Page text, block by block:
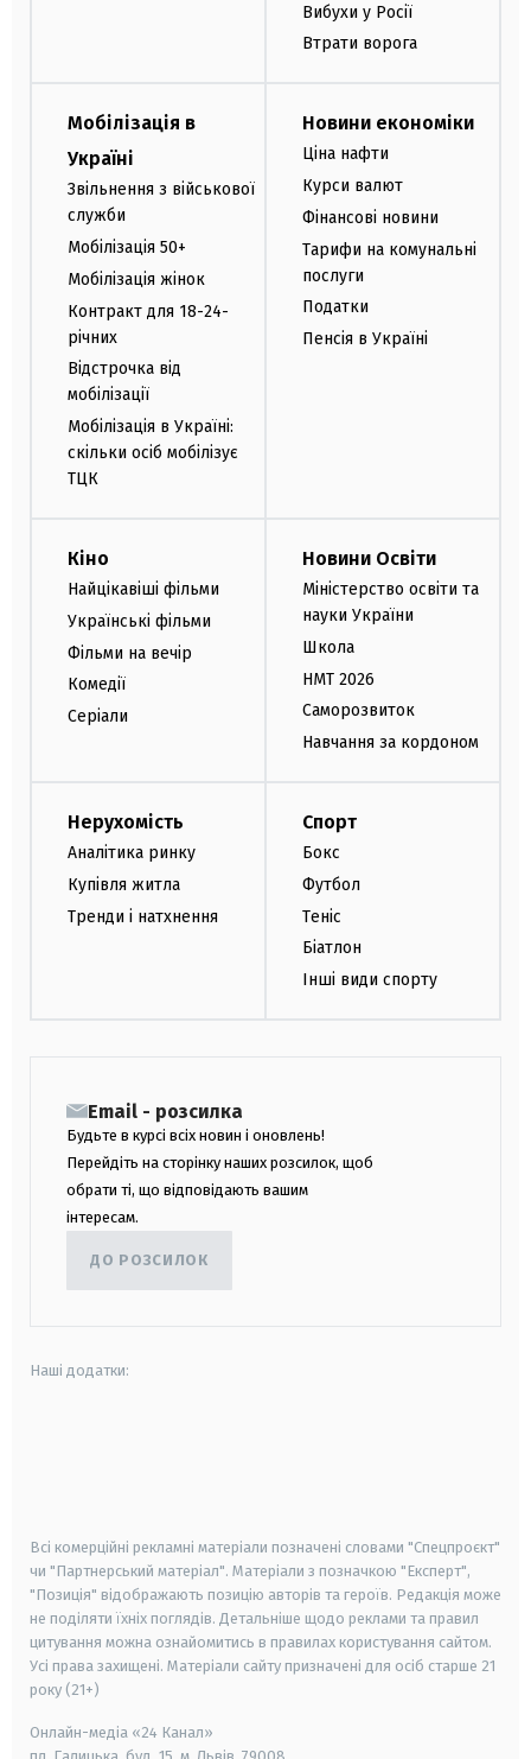
Вибухи у Росії
Втрати ворога
Мобілізація в
Україні
Звільнення з військової
служби
Мобілізація 50+
Мобілізація жінок
Контракт для 18-24-
річних
Відстрочка від
мобілізації
Мобілізація в Україні:
скільки осіб мобілізує
ТЦК
Новини економіки
Ціна нафти
Курси валют
Фінансові новини
Тарифи на комунальні
послуги
Податки
Пенсія в Україні
Кіно
Найцікавіші фільми
Українські фільми
Фільми на вечір
Комедії
Серіали
Новини Освіти
Міністерство освіти та
науки України
Школа
НМТ 2026
Саморозвиток
Навчання за кордоном
Нерухомість
Аналітика ринку
Купівля житла
Тренди і натхнення
Спорт
Бокс
Футбол
Теніс
Біатлон
Інші види спорту
Email - розсилка
Будьте в курсі всіх новин і оновлень!
Перейдіть на сторінку наших розсилок, щоб
обрати ті, що відповідають вашим
інтересам.
ДО РОЗСИЛОК
Наші додатки:
Всі комерційні рекламні матеріали позначені словами "Спецпроєкт"
чи "Партнерський матеріал". Матеріали з позначкою "Експерт",
"Позиція" відображають позицію авторів та героїв. Редакція може
не поділяти їхніх поглядів. Детальніше щодо реклами та правил
цитування можна ознайомитись в правилах користування сайтом.
Усі права захищені. Матеріали сайту призначені для осіб старше 21
року (21+)
Онлайн-медіа «24 Канал»